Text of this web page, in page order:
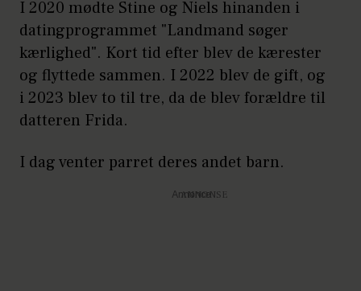
I 2020 mødte Stine og Niels hinanden i
datingprogrammet "Landmand søger
kærlighed". Kort tid efter blev de kærester
og flyttede sammen. I 2022 blev de gift, og
i 2023 blev to til tre, da de blev forældre til
datteren Frida.
I dag venter parret deres andet barn.
Annonce